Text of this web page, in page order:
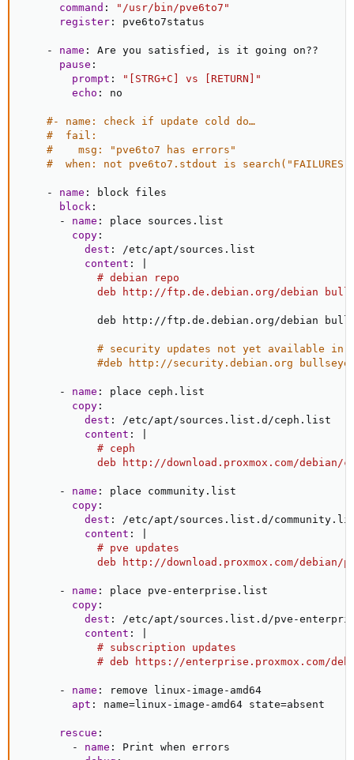
command :
"/usr/bin/pve6to7"
register : pve6to7status
- name : Are you satisfied , is it going on??
pause :
prompt :
"[STRG+C] vs [RETURN]"
echo : no
#- name: check if update cold do…
#  fail:
#    msg: "pve6to7 has errors"
#  when: not pve6to7.stdout is
- name :
block files
block :
-
name :
place sources.list
copy :
dest :
/etc/apt/sources.list
content :
            # debian repo
deb http://ftp.de.debian.org/debian
            deb http
: //ftp.de.debian.org/debian
# security updates not yet available in
#deb http://security.debian.org
- name :
place ceph.list
copy :
dest :
/etc/apt/sources.list.d/ceph.list
content :
            # ceph
deb http://download.proxmox.com/debian/
- name :
place community.list
copy :
dest :
/etc/apt/sources.list.d/
content :
            # pve updates
deb http://download.proxmox.com/debian/
- name : place pve -enterprise.list
copy :
dest : /etc/apt/sources.list.d/pve -
content :
            # subscription updates
# deb https://enterprise.proxmox.com/
- name : remove linux - image - amd64
apt : name=linux - image - amd64 state=absent
rescue :
-
name :
Print when errors